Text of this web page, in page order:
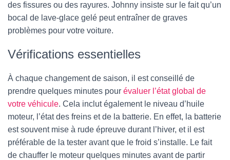
des fissures ou des rayures. Johnny insiste sur le fait qu’un
bocal de lave-glace gelé peut entraîner de graves
problèmes pour votre voiture.
Vérifications essentielles
À chaque changement de saison, il est conseillé de
prendre quelques minutes pour évaluer l’état global de
votre véhicule. Cela inclut également le niveau d’huile
moteur, l’état des freins et de la batterie. En effet, la batterie
est souvent mise à rude épreuve durant l’hiver, et il est
préférable de la tester avant que le froid s’installe. Le fait
de chauffer le moteur quelques minutes avant de partir